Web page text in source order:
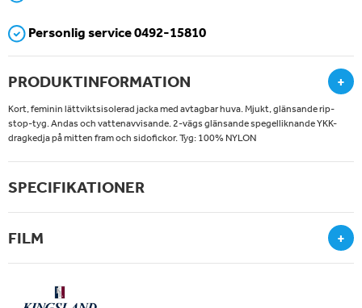
Personlig service 0492-15810
PRODUKTINFORMATION +
Kort, feminin lättviktsisolerad jacka med avtagbar huva. Mjukt, glänsande rip-
stop-tyg. Andas och vattenavvisande. 2-vägs glänsande spegelliknande YKK-
dragkedja på mitten fram och sidofickor. Tyg: 100% NYLON
SPECIFIKATIONER
FILM +